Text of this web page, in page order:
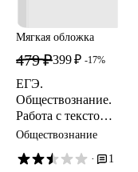
Мягкая обложка
479 ₽399 ₽ -17%
ЕГЭ.
Обществознание.
Работа с текстом.
Решение
задач. Учебно-
Обществознание
·
1